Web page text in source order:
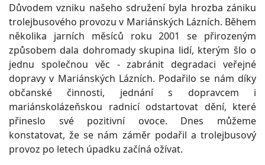
Důvodem vzniku našeho sdružení byla hrozba zániku
trolejbusového provozu v Mariánských Lázních. Během
několika jarních měsíců roku 2001 se přirozeným
způsobem dala dohromady skupina lidí, kterým šlo o
jednu společnou věc - zabránit degradaci veřejné
dopravy v Mariánských Lázních. Podařilo se nám díky
občanské činnosti, jednání s dopravcem i
mariánskolázeňskou radnicí odstartovat dění, které
přineslo své pozitivní ovoce. Dnes můžeme
konstatovat, že se nám záměr podařil a trolejbusový
provoz po letech úpadku začíná ožívat.